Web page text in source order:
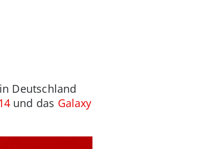
Deutschland
und das Galaxy